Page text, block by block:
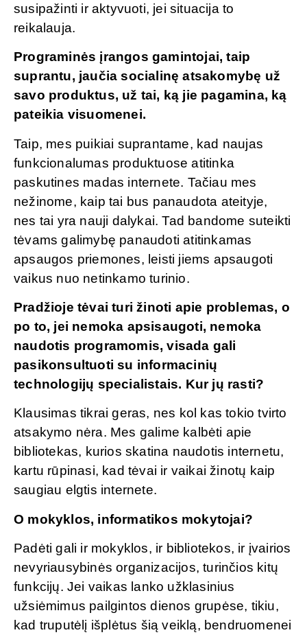
susipažinti ir aktyvuoti, jei situacija to
reikalauja.
Programinės įrangos gamintojai, taip
suprantu, jaučia socialinę atsakomybę už
savo produktus, už tai, ką jie pagamina, ką
pateikia visuomenei.
Taip, mes puikiai suprantame, kad naujas
funkcionalumas produktuose atitinka
paskutines madas internete. Tačiau mes
nežinome, kaip tai bus panaudota ateityje,
nes tai yra nauji dalykai. Tad bandome suteikti
tėvams galimybę panaudoti atitinkamas
apsaugos priemones, leisti jiems apsaugoti
vaikus nuo netinkamo turinio.
Pradžioje tėvai turi žinoti apie problemas, o
po to, jei nemoka apsisaugoti, nemoka
naudotis programomis, visada gali
pasikonsultuoti su informacinių
technologijų specialistais. Kur jų rasti?
Klausimas tikrai geras, nes kol kas tokio tvirto
atsakymo nėra. Mes galime kalbėti apie
bibliotekas, kurios skatina naudotis internetu,
kartu rūpinasi, kad tėvai ir vaikai žinotų kaip
saugiau elgtis internete.
O mokyklos, informatikos mokytojai?
Padėti gali ir mokyklos, ir bibliotekos, ir įvairios
nevyriausybinės organizacijos, turinčios kitų
funkcijų. Jei vaikas lanko užklasinius
užsiėmimus pailgintos dienos grupėse, tikiu,
kad truputėlį išplėtus šią veiklą, bendruomenei